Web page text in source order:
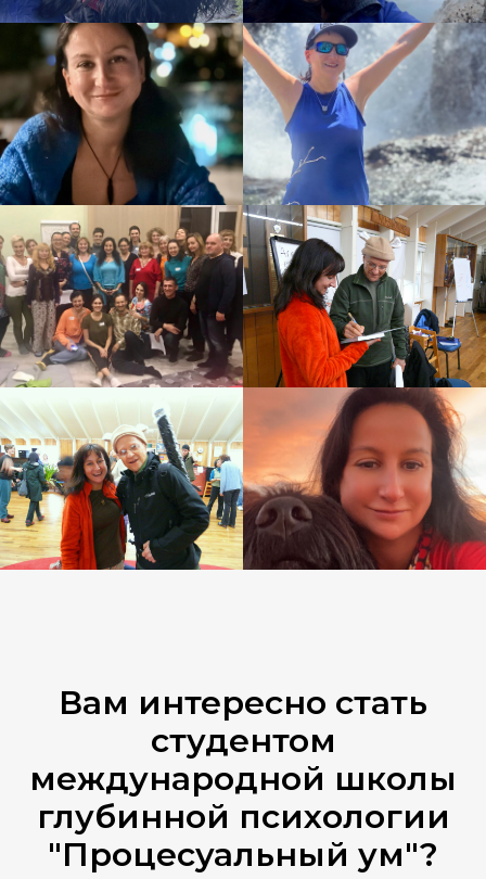
Вам интересно стать
студентом
международной школы
глубинной психологии
"Процесуальный ум"?